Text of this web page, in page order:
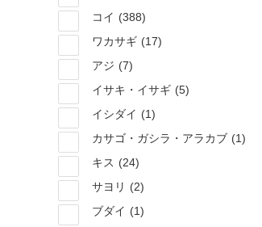
コイ (388)
ワカサギ (17)
アジ (7)
イサキ・イサギ (5)
イシダイ (1)
カサゴ・ガシラ・アラカブ (1)
キス (24)
サヨリ (2)
ブダイ (1)